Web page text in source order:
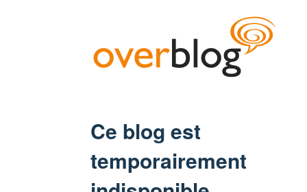
Ce blog est
temporairement